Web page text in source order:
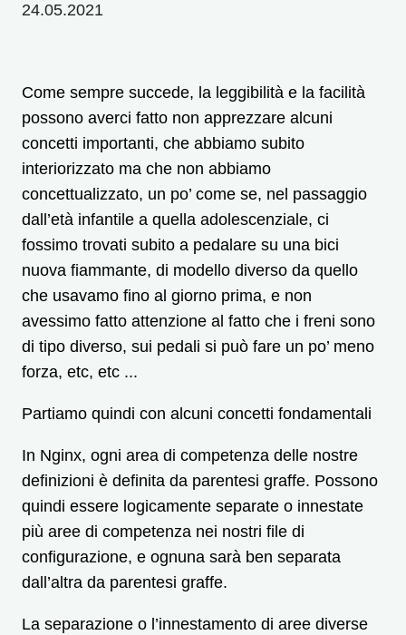
24.05.2021
Come sempre succede, la leggibilità e la facilità
possono averci fatto non apprezzare alcuni
concetti importanti, che abbiamo subito
interiorizzato ma che non abbiamo
concettualizzato, un po’ come se, nel passaggio
dall’età infantile a quella adolescenziale, ci
fossimo trovati subito a pedalare su una bici
nuova fiammante, di modello diverso da quello
che usavamo fino al giorno prima, e non
avessimo fatto attenzione al fatto che i freni sono
di tipo diverso, sui pedali si può fare un po’ meno
forza, etc, etc ...
Partiamo quindi con alcuni concetti fondamentali
In Nginx, ogni area di competenza delle nostre
definizioni è definita da parentesi graffe. Possono
quindi essere logicamente separate o innestate
più aree di competenza nei nostri file di
configurazione, e ognuna sarà ben separata
dall’altra da parentesi graffe.
La separazione o l’innestamento di aree diverse